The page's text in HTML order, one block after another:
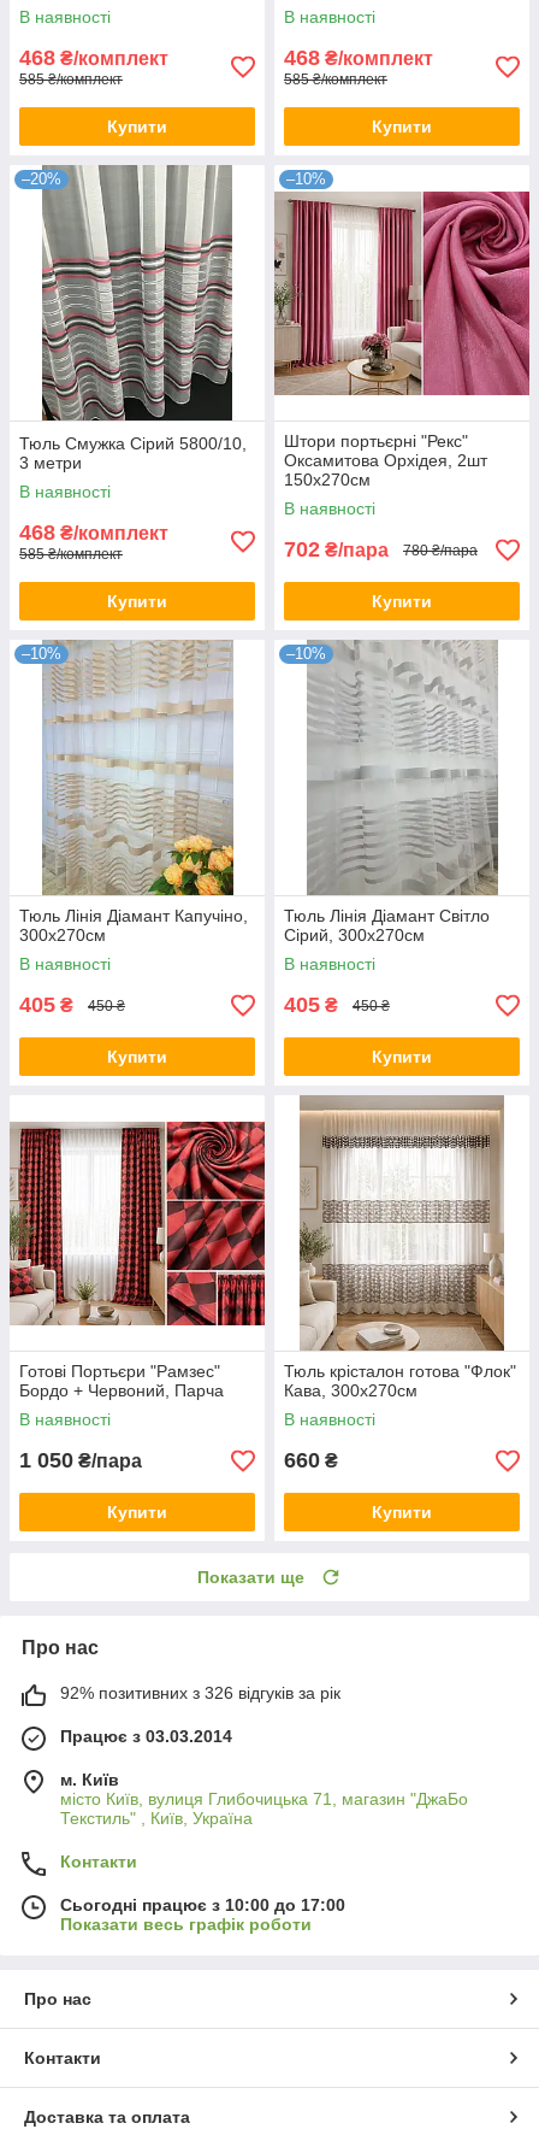
В наявності
468 ₴/комплект
585 ₴/комплект
Купити
В наявності
468 ₴/комплект
585 ₴/комплект
Купити
–20%
Тюль Смужка Сірий 5800/10,
3 метри
В наявності
468 ₴/комплект
585 ₴/комплект
Купити
–10%
Штори портьєрні "Рекс"
Оксамитова Орхідея, 2шт
150х270см
В наявності
702 ₴/пара 780 ₴/пара
Купити
–10%
Тюль Лінія Діамант Капучіно,
300х270см
В наявності
405 ₴ 450 ₴
Купити
–10%
Тюль Лінія Діамант Світло
Сірий, 300х270см
В наявності
405 ₴ 450 ₴
Купити
Готові Портьєри "Рамзес"
Бордо + Червоний, Парча
В наявності
1 050 ₴/пара
Купити
Тюль крісталон готова "Флок"
Кава, 300х270см
В наявності
660 ₴
Купити
Показати ще
Про нас
92% позитивних з 326 відгуків за рік
Працює з 03.03.2014
м. Київ
місто Київ, вулиця Глибочицька 71, магазин "ДжаБо
Текстиль" , Київ, Україна
Контакти
Сьогодні працює з 10:00 до 17:00
Показати весь графік роботи
Про нас
Контакти
Доставка та оплата